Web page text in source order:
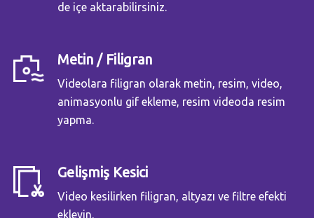
de içe aktarabilirsiniz.
Metin / Filigran
Videolara filigran olarak metin, resim, video,
animasyonlu gif ekleme, resim videoda resim
yapma.
Gelişmiş Kesici
Video kesilirken filigran, altyazı ve filtre efekti
ekleyin.